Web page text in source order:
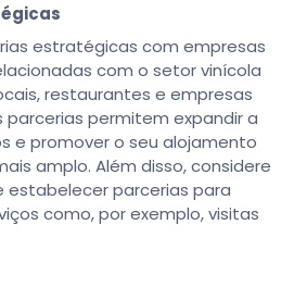
estratégicas com empresas
com o setor vinícola
restaurantes e empresas
parcerias permitem expandir a
e promover o seu alojamento
amplo. Além disso, considere
estabelecer parcerias para
como, por exemplo, visitas